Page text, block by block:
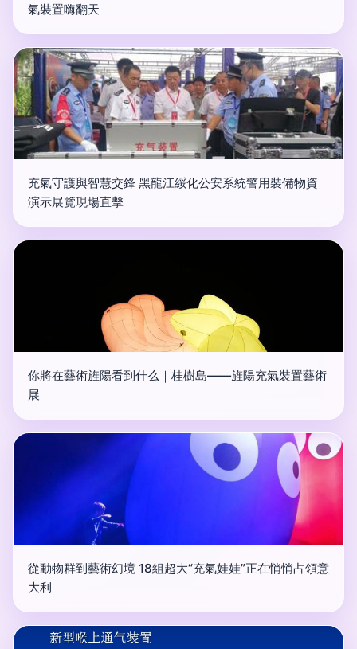
氣裝置嗨翻天
充氣守護與智慧交鋒 黑龍江綏化公安系統警用裝備物資
演示展覽現場直擊
你將在藝術旌陽看到什么｜桂樹島——旌陽充氣裝置藝術
展
從動物群到藝術幻境 18組超大“充氣娃娃”正在悄悄占領意
大利